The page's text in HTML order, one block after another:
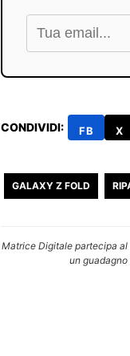
CONDIVIDI: FB X
GALAXY Z FOLD
Matrice Digitale partecipa al
un